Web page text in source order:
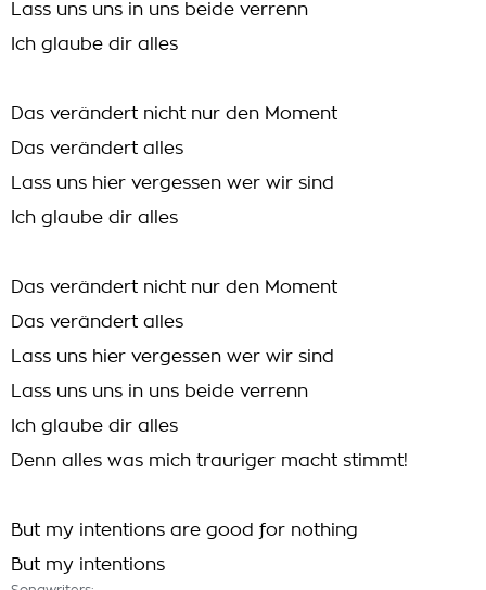
Lass uns uns in uns beide verrenn
Ich glaube dir alles
Das verändert nicht nur den Moment
Das verändert alles
Lass uns hier vergessen wer wir sind
Ich glaube dir alles
Das verändert nicht nur den Moment
Das verändert alles
Lass uns hier vergessen wer wir sind
Lass uns uns in uns beide verrenn
Ich glaube dir alles
Denn alles was mich trauriger macht stimmt!
But my intentions are good for nothing
But my intentions